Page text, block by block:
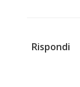
Rispondi